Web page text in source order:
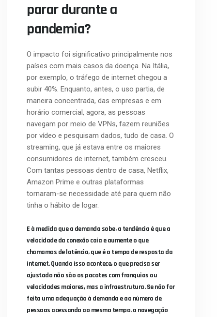
parar durante a
pandemia?
O impacto foi significativo principalmente nos
países com mais casos da doença. Na Itália,
por exemplo, o tráfego de internet chegou a
subir 40%. Enquanto, antes, o uso partia, de
maneira concentrada, das empresas e em
horário comercial, agora, as pessoas
navegam por meio de VPNs, fazem reuniões
por vídeo e pesquisam dados, tudo de casa. O
streaming, que já estava entre os maiores
consumidores de internet, também cresceu.
Com tantas pessoas dentro de casa, Netflix,
Amazon Prime e outras plataformas
tornaram-se necessidade até para quem não
tinha o hábito de logar.
E à medida que a demanda sobe, a tendência é que a
velocidade da conexão caia e aumente o que
chamamos de latência, que é o tempo de resposta da
internet. Quando isso acontece, o que precisa ser
ajustado não são os pacotes com franquias ou
velocidades maiores, mas a infraestrutura. Se não for
feita uma adequação à demanda e ao número de
pessoas acessando ao mesmo tempo, a navegação